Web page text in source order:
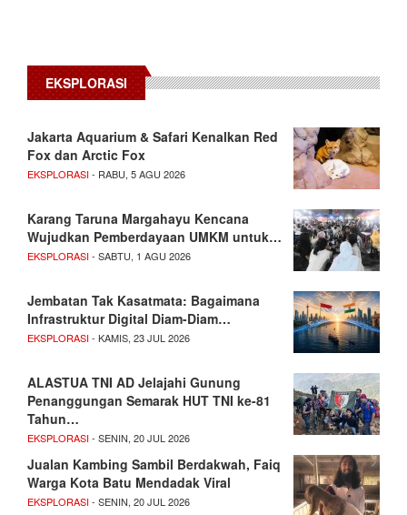
EKSPLORASI
Jakarta Aquarium & Safari Kenalkan Red
Fox dan Arctic Fox
EKSPLORASI- RABU, 5 AGU 2026
Karang Taruna Margahayu Kencana
Wujudkan Pemberdayaan UMKM untuk…
EKSPLORASI- SABTU, 1 AGU 2026
Jembatan Tak Kasatmata: Bagaimana
Infrastruktur Digital Diam-Diam…
EKSPLORASI- KAMIS, 23 JUL 2026
ALASTUA TNI AD Jelajahi Gunung
Penanggungan Semarak HUT TNI ke-81
Tahun…
EKSPLORASI- SENIN, 20 JUL 2026
Jualan Kambing Sambil Berdakwah, Faiq
Warga Kota Batu Mendadak Viral
EKSPLORASI- SENIN, 20 JUL 2026